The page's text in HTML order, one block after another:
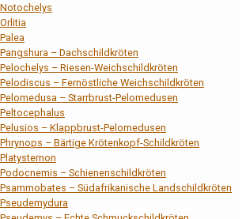
– Dachschildkröten
– Riesen-Weichschildkröten
– Fernöstliche Weichschildkröten
– Starrbrust-Pelomedusen
– Klappbrust-Pelomedusen
– Bärtige Krötenkopf-Schildkröten
– Schienenschildkröten
– Südafrikanische Landschildkröten